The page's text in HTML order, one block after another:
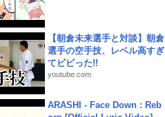
【朝倉未来選手と対談】朝倉
選手の空手技、レベル高すぎ
てビビった!!
youtube.com
ARASHI - Face Down : Reb